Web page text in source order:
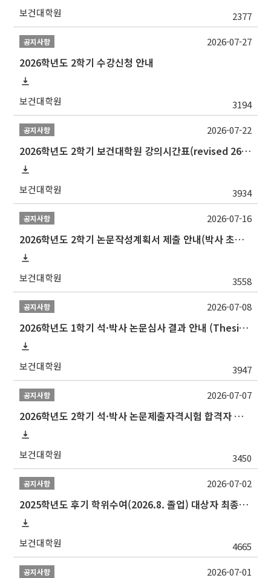
보건대학원 2377
공지사항
2026학년도 2학기 수강신청 안내
보건대학원 3194
2026-07-27
공지사항
2026학년도 2학기 보건대학원 강의시간표(revised 260803)(2026 2nd SEMESTER SNU GSPH TIMETABLE)
보건대학원 3934
2026-07-22
공지사항
2026학년도 2학기 논문작성계획서 제출 안내(박사 초심 일정 포함)_Thesis Proposal
보건대학원 3558
2026-07-16
공지사항
2026학년도 1학기 석·박사 논문심사 결과 안내 (Thesis Defense Result)
보건대학원 3947
2026-07-08
공지사항
2026학년도 2학기 석·박사 논문제출자격시험 합격자 공고(TSQ Exam Result)
보건대학원 3450
2026-07-07
공지사항
2025학년도 후기 학위수여(2026.8. 졸업) 대상자 최종인준 논문 제출 안내
보건대학원 4665
2026-07-02
공지사항 2026-07-01